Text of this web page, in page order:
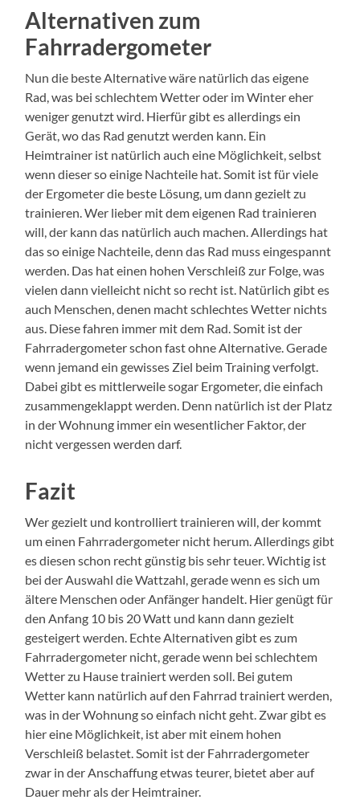
Alternativen zum
Fahrradergometer
Nun die beste Alternative wäre natürlich das eigene
Rad, was bei schlechtem Wetter oder im Winter eher
weniger genutzt wird. Hierfür gibt es allerdings ein
Gerät, wo das Rad genutzt werden kann. Ein
Heimtrainer ist natürlich auch eine Möglichkeit, selbst
wenn dieser so einige Nachteile hat. Somit ist für viele
der Ergometer die beste Lösung, um dann gezielt zu
trainieren. Wer lieber mit dem eigenen Rad trainieren
will, der kann das natürlich auch machen. Allerdings hat
das so einige Nachteile, denn das Rad muss eingespannt
werden. Das hat einen hohen Verschleiß zur Folge, was
vielen dann vielleicht nicht so recht ist. Natürlich gibt es
auch Menschen, denen macht schlechtes Wetter nichts
aus. Diese fahren immer mit dem Rad. Somit ist der
Fahrradergometer schon fast ohne Alternative. Gerade
wenn jemand ein gewisses Ziel beim Training verfolgt.
Dabei gibt es mittlerweile sogar Ergometer, die einfach
zusammengeklappt werden. Denn natürlich ist der Platz
in der Wohnung immer ein wesentlicher Faktor, der
nicht vergessen werden darf.
Fazit
Wer gezielt und kontrolliert trainieren will, der kommt
um einen Fahrradergometer nicht herum. Allerdings gibt
es diesen schon recht günstig bis sehr teuer. Wichtig ist
bei der Auswahl die Wattzahl, gerade wenn es sich um
ältere Menschen oder Anfänger handelt. Hier genügt für
den Anfang 10 bis 20 Watt und kann dann gezielt
gesteigert werden. Echte Alternativen gibt es zum
Fahrradergometer nicht, gerade wenn bei schlechtem
Wetter zu Hause trainiert werden soll. Bei gutem
Wetter kann natürlich auf den Fahrrad trainiert werden,
was in der Wohnung so einfach nicht geht. Zwar gibt es
hier eine Möglichkeit, ist aber mit einem hohen
Verschleiß belastet. Somit ist der Fahrradergometer
zwar in der Anschaffung etwas teurer, bietet aber auf
Dauer mehr als der Heimtrainer.